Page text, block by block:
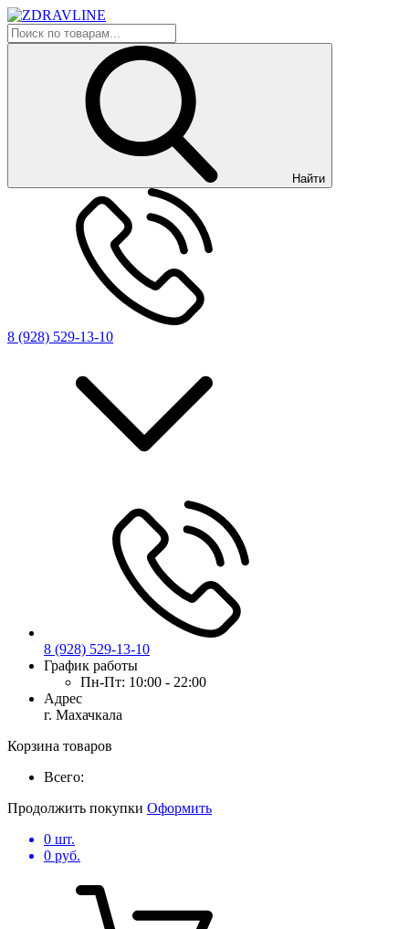
Найти
8 (928) 529-13-10
8 (928) 529-13-10
График работы
Пн-Пт: 10:00 - 22:00
Адрес
г. Махачкала
Корзина товаров
Всего:
Продолжить покупки Оформить
0 шт.
0 руб.